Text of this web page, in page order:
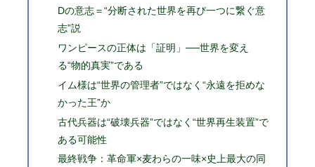
Dの意志＝“分断された世界を再び一つに繋ぐ意
志”説
ワンピースの正体は「証明」──世界を変え
る“物的真実”である
イム様は“世界の管理者”ではなく“永遠を拒めな
かった王”か
古代兵器は“破壊兵器”ではなく“世界再生装置”で
ある可能性
最終戦争：革命軍×麦わらの一味×史上最大の同